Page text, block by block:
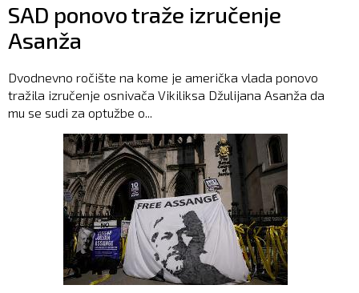
SAD ponovo traže izručenje
Asanža
Dvodnevno ročište na kome je američka vlada ponovo
tražila izručenje osnivača Vikiliksa Džulijana Asanža da
mu se sudi za optužbe o...